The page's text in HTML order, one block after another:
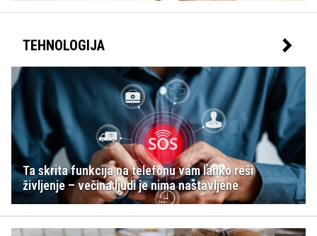
TEHNOLOGIJA
Ta skrita funkcija na telefonu vam lahko reši
življenje – večina ljudi je nima nastavljene